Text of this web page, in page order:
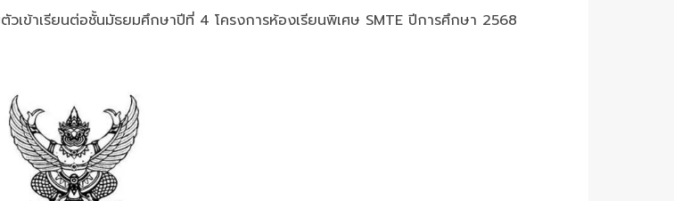
วเข้าเรียนต่อชั้นมัธยมศึกษาปีที่ 4 โครงการห้องเรียนพิเศษ SMTE ปีการศึกษา 2568